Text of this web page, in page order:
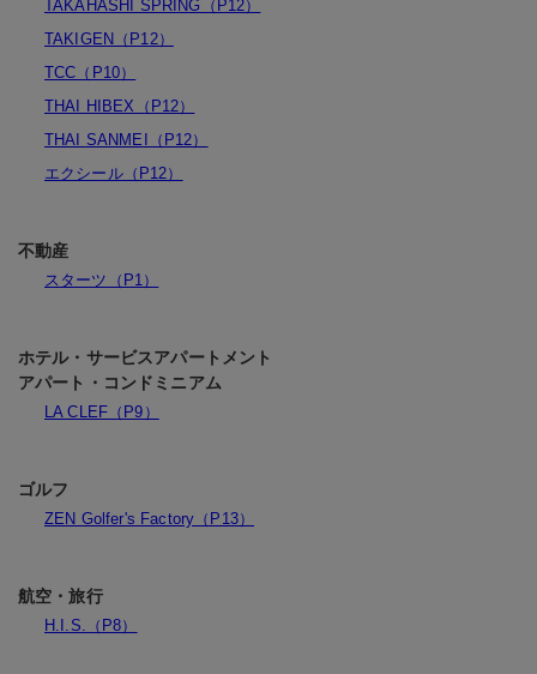
TAKAHASHI SPRING（P12）
TAKIGEN（P12）
TCC（P10）
THAI HIBEX（P12）
THAI SANMEI（P12）
エクシール（P12）
不動産
スターツ（P1）
ホテル・サービスアパートメント
アパート・コンドミニアム
LA CLEF（P9）
ゴルフ
ZEN Golfer's Factory（P13）
航空・旅行
H.I.S.（P8）